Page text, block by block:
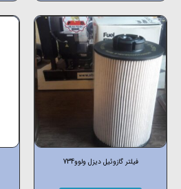
فیلتر گازوئیل دیزل ولوو734